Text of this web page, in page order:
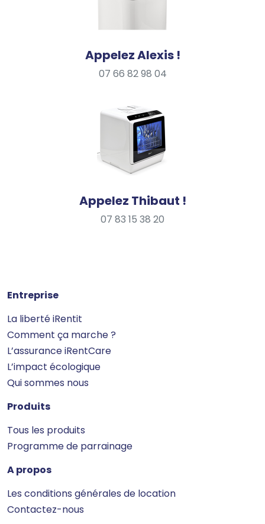
Appelez Alexis !
07 66 82 98 04
Appelez Thibaut !
07 83 15 38 20
Entreprise
La liberté iRentit
Comment ça marche ?
L’assurance iRentCare
L’impact écologique
Qui sommes nous
Produits
Tous les produits
Programme de parrainage
A propos
Les conditions générales de location
Contactez-nous